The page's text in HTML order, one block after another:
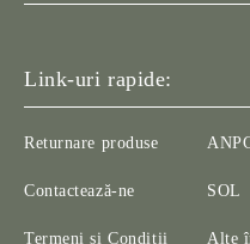
Link-uri rapide:
Returnare produse
Contactează-ne
Termeni și Condiții
SOL
Alte